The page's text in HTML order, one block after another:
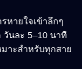
หายใจเข้าลึกๆ
วันละ 5–10 นาที
าะสำหรับทุกสาย